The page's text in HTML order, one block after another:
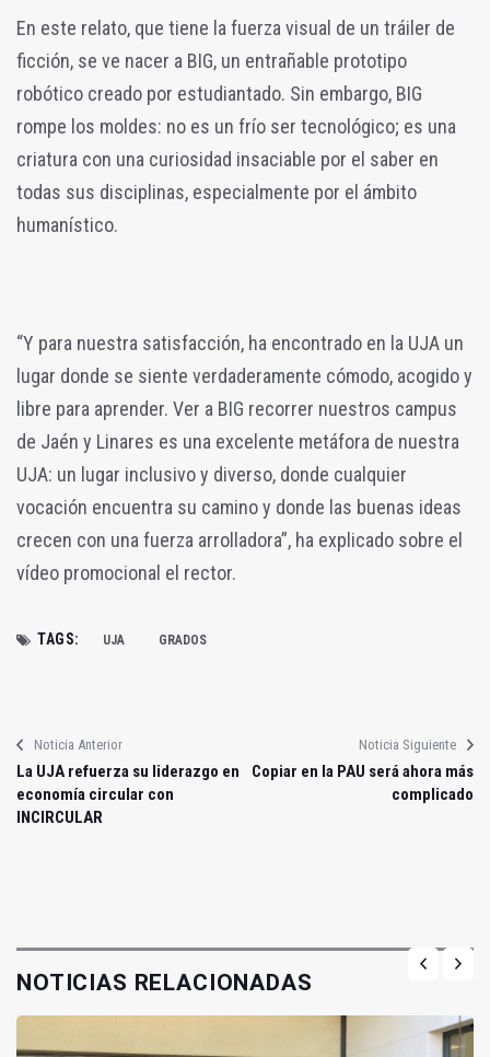
En este relato, que tiene la fuerza visual de un tráiler de
ficción, se ve nacer a BIG, un entrañable prototipo
robótico creado por estudiantado. Sin embargo, BIG
rompe los moldes: no es un frío ser tecnológico; es una
criatura con una curiosidad insaciable por el saber en
todas sus disciplinas, especialmente por el ámbito
humanístico.
“Y para nuestra satisfacción, ha encontrado en la UJA un
lugar donde se siente verdaderamente cómodo, acogido y
libre para aprender. Ver a BIG recorrer nuestros campus
de Jaén y Linares es una excelente metáfora de nuestra
UJA: un lugar inclusivo y diverso, donde cualquier
vocación encuentra su camino y donde las buenas ideas
crecen con una fuerza arrolladora”, ha explicado sobre el
vídeo promocional el rector.
TAGS: UJA GRADOS
Noticia Anterior
La UJA refuerza su liderazgo en
economía circular con
INCIRCULAR
Noticia Siguiente
Copiar en la PAU será ahora más
complicado
NOTICIAS RELACIONADAS